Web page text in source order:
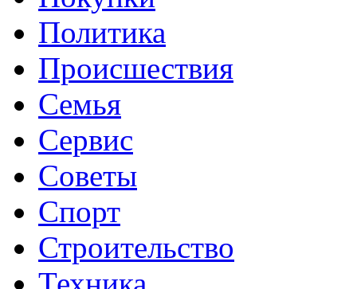
Политика
Происшествия
Семья
Сервис
Советы
Спорт
Строительство